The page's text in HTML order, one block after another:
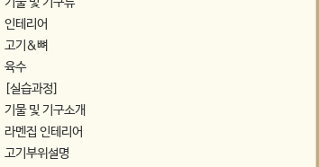
인테리어
고기&뼈
육수
[실습과정]
기물 및 기구소개
라멘집 인테리어
고기부위설명